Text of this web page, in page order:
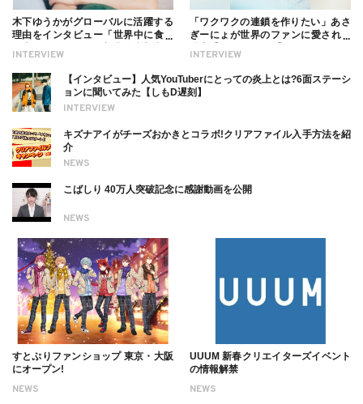
INTERVIEW
木下ゆうかがグローバルに活躍する
理由をインタビュー「世界中に食べ
ついても
INTERVIEW
「ワクワクの連鎖を作りたい」あさ
ぎーにょが世界のファンに愛される
INTERVIEW
【インタビュー】人気YouTuberにとっての炎上とは?6面ステーシ
ョンに聞いてみた【しもD遅刻】
NEWS
キズナアイがチーズおかきとコラボ!クリアファイル入手方法を紹
介
NEWS
こばしり 40万人突破記念に感謝動画を公開
NEWS
すとぷりファンショップ 東京・大阪
にオープン!
NEWS
UUUM 新春クリエイターズイベント
の情報解禁